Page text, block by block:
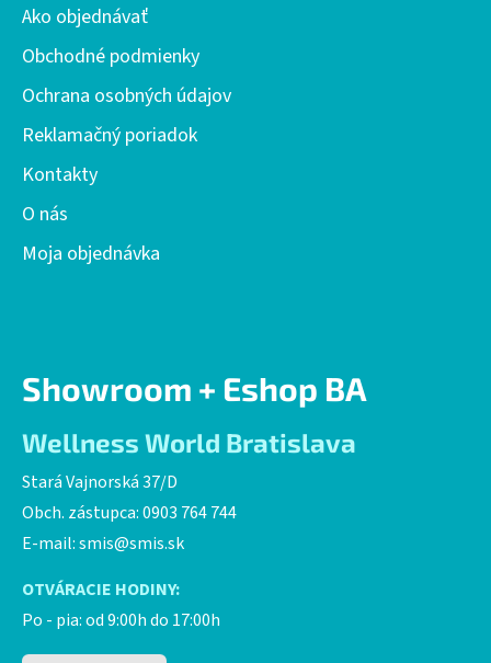
Ako objednávať
Obchodné podmienky
Ochrana osobných údajov
Reklamačný poriadok
Kontakty
O nás
Moja objednávka
Showroom + Eshop BA
Wellness World Bratislava
Stará Vajnorská 37/D
Obch. zástupca: 0903 764 744
E-mail:smis@smis.sk
OTVÁRACIE HODINY:
Po - pia: od 9:00h do 17:00h